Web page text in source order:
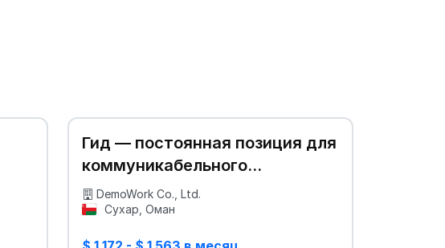
Гид — постоянная позиция для
коммуникабельного
специалиста
DemoWork Co., Ltd.
Сухар, Оман